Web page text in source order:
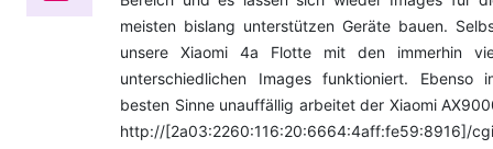
meisten bislang unterstützen Geräte bauen.
unsere Xiaomi 4a Flotte mit den immerhin
unterschiedlichen Images funktioniert. Ebenso
besten Sinne unauffällig arbeitet der Xiaomi
http://[2a03:2260:116:20:6664:4aff:fe59:8916]/